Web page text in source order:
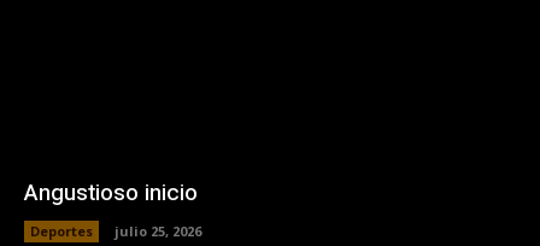
Angustioso inicio
Deportes julio 25, 2026